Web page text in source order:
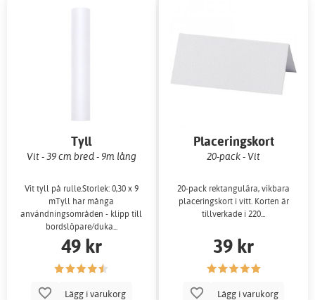
Tyll
Vit - 39 cm bred - 9m lång
Vit tyll på rulle.Storlek: 0,30 x 9
mTyll har många
användningsområden - klipp till
bordslöpare/duka...
49 kr
Lägg i varukorg
Placeringskort
20-pack - Vit
20-pack rektangulära, vikbara
placeringskort i vitt. Korten är
tillverkade i 220...
39 kr
Lägg i varukorg